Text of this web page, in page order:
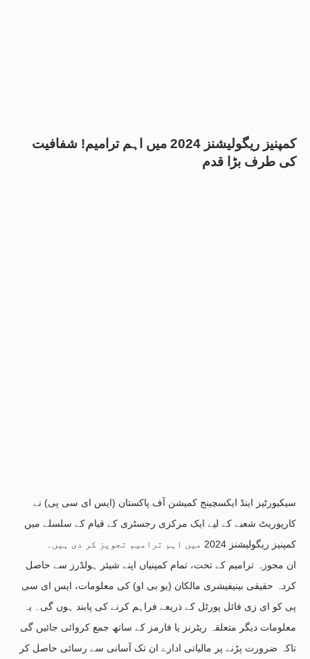
کمپنیز ریگولیشنز 2024 میں اہم ترامیم! شفافیت
کی طرف بڑا قدم
سیکیورٹیز اینڈ ایکسچینج کمیشن آف پاکستان (ایس ای سی پی) نے
کارپوریٹ شعبے کے لیے ایک مرکزی رجسٹری کے قیام کے سلسلے میں
کمپنیز ریگولیشنز 2024 میں اہم ترامیم تجویز کر دی ہیں۔
ان مجوزہ ترامیم کے تحت، تمام کمپنیاں اپنے شیئر ہولڈرز سے حاصل
کردہ حقیقی بینیفیشری مالکان (یو بی او) کی معلومات، ایس ای سی
پی کو ای زی فائل پورٹل کے ذریعے فراہم کرنے کی پابند ہوں گی۔ یہ
معلومات دیگر متعلقہ ریٹرنز یا فارمز کے ساتھ جمع کروائی جائیں گی
تاکہ ضرورت پڑنے پر مالیاتی ادارے ان تک آسانی سے رسائی حاصل کر